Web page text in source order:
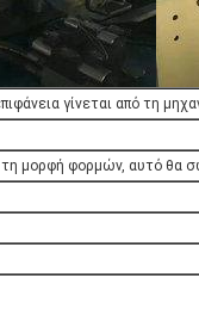
γίνεται από τη
μορφή φορμών, αυτό θα